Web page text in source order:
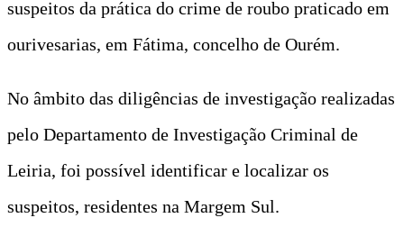
suspeitos da prática do crime de roubo praticado em
ourivesarias, em Fátima, concelho de Ourém.
No âmbito das diligências de investigação realizadas
pelo Departamento de Investigação Criminal de
Leiria, foi possível identificar e localizar os
suspeitos, residentes na Margem Sul.